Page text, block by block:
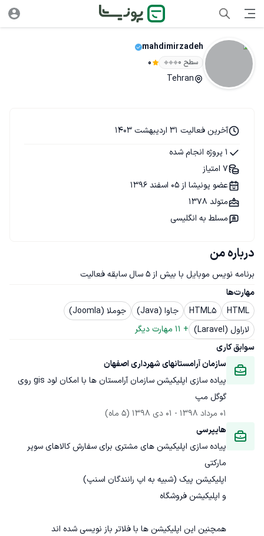
mahdimirzadeh
سطح ۰ 0
Tehran
درباره من
برنامه نویس موبایل با بیش از ۵ سال سابقه فعالیت
مهارت‌ها
HTML
HTML5 جاوا (Java)
جوملا (Joomla)
لاراول (Laravel)
+
11 مهارت دیگر
سوابق کاری
سازمان آرامستانهای شهرداری اصفهان
پیاده سازی اپلیکیشن سازمان آرامستان ها با امکان لود gis روی
گوگل مپ
01 مرداد 1398
- 01 دی 1398
(5 ماه)
هایپرسی
پیاده سازی اپلیکیشن های مشتری برای سفارش کالاهای سوپر
همچنین این اپلیکیشن ها با فلاتر باز نویسی شده اند
آخرین فعالیت 31 اردیبهشت 1403
1 پروژه انجام شده
7 امتیاز
عضو پونیشا از 05 اسفند 1396
متولد 1378
مسلط به انگلیسی